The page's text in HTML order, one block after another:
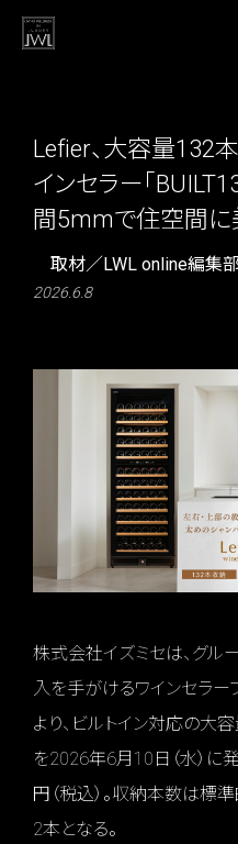
Lefier、大容量132
インセラー「
間5mmで住空間に
取材／LWL online編集
2026.6.8
株式会社イズミセは、グ
入を手がけるワインセラーブ
より、ビルトイン対応の大
を2026年6月10日（水）に
円（税込）。収納本数は標
2本となる。